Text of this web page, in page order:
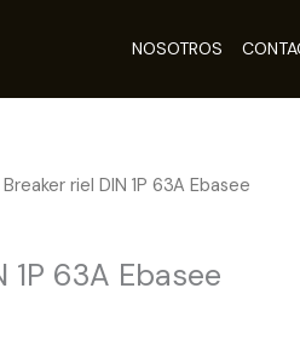
NOSOTROS
riel DIN 1P 63A Ebasee
1P 63A Ebasee